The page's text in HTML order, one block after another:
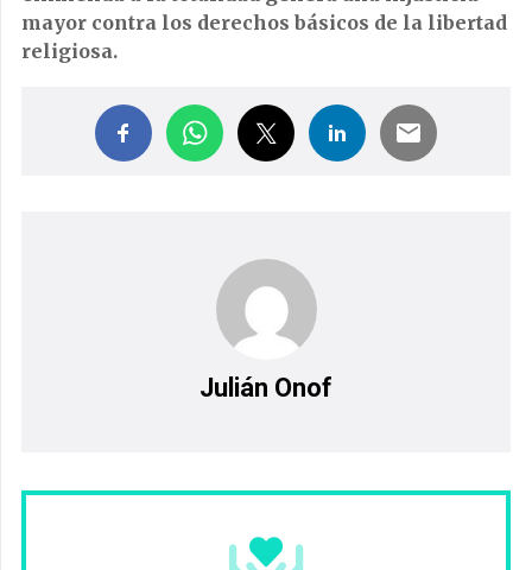
mayor contra los derechos básicos de la libertad
religiosa.
Julián Onof